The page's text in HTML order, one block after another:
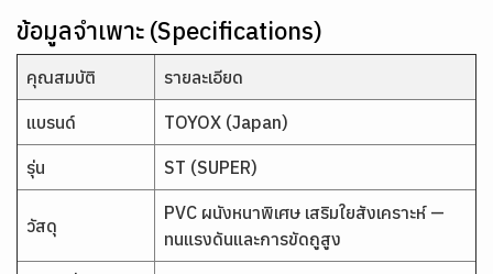
ข้อมูลจำเพาะ (Specifications)
คุณสมบัติ รายละเอียด
แบรนด์ TOYOX (Japan)
รุ่น ST (SUPER)
วัสดุ
PVC ผนังหนาพิเศษ เสริมใยสังเคราะห์ —
ทนแรงดันและการขัดถูสูง